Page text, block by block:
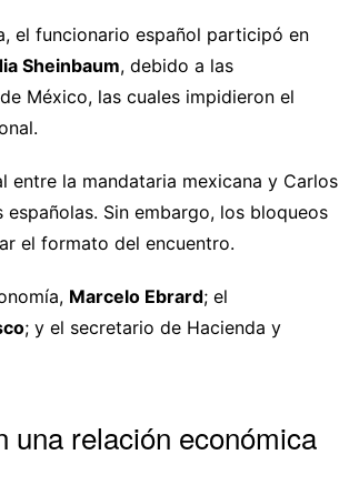
el funcionario español participó en
Sheinbaum, debido a las
México, las cuales impidieron el
entre la mandataria mexicana y Carlos
Sin embargo, los bloqueos
el formato del encuentro.
Marcelo Ebrard; el
; y el secretario de Hacienda y
una relación económica